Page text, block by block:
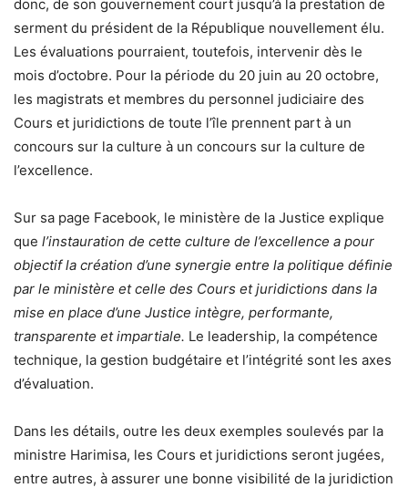
donc, de son gouvernement court jusqu’à la prestation de
serment du président de la République nouvellement élu.
Les évaluations pourraient, toutefois, intervenir dès le
mois d’octobre. Pour la période du 20 juin au 20 octobre,
les magistrats et membres du personnel judiciaire des
Cours et juridictions de toute l’île prennent part à un
concours sur la culture à un concours sur la culture de
l’excellence.
Sur sa page Facebook, le ministère de la Justice explique
que l’instauration de cette culture de l’excellence a pour
objectif la création d’une synergie entre la politique définie
par le ministère et celle des Cours et juridictions dans la
mise en place d’une Justice intègre, performante,
transparente et impartiale. Le leadership, la compétence
technique, la gestion budgétaire et l’intégrité sont les axes
d’évaluation.
Dans les détails, outre les deux exemples soulevés par la
ministre Harimisa, les Cours et juridictions seront jugées,
entre autres, à assurer une bonne visibilité de la juridiction